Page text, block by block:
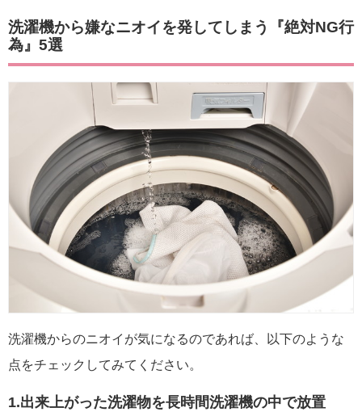
洗濯機から嫌なニオイを発してしまう『絶対NG行
為』5選
洗濯機からのニオイが気になるのであれば、以下のような
点をチェックしてみてください。
1.出来上がった洗濯物を長時間洗濯機の中で放置